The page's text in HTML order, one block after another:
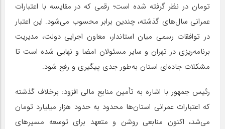
تومان در نظر گرفته شده است؛ رقمی که در مقایسه با اعتبارات
عمرانی سال‌های گذشته، چندین برابر محسوب می‌شود. این اعتبار
در توافقات رسمی میان استاندار، معاون اجرایی دولت، مدیریت
برنامه‌ریزی در تهران و سایر مسئولان امضا و نهایی شده است تا
مشکلات جاده‌ای استان به‌طور جدی پیگیری و رفع شود.
رئیس جمهور با اشاره به تأمین منابع مالی افزود: برخلاف گذشته
که اعتبارات عمرانی استان‌ها محدود به حدود هزار میلیارد تومان
می‌شد، اکنون منابعی روشن و متعهد برای توسعه مسیرهای